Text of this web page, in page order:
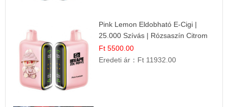
Pink Lemon Eldobható E-Cigi |
25.000 Szívás | Rózsaszín Citrom
Íz
Ft 5500.00
Eredeti ár： Ft 11932.00